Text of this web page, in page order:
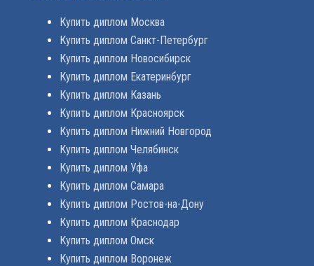
Купить диплом Москва
Купить диплом Санкт-Петербург
Купить диплом Новосибирск
Купить диплом Екатеринбург
Купить диплом Казань
Купить диплом Красноярск
Купить диплом Нижний Новгород
Купить диплом Челябинск
Купить диплом Уфа
Купить диплом Самара
Купить диплом Ростов-на-Дону
Купить диплом Краснодар
Купить диплом Омск
Купить диплом Воронеж